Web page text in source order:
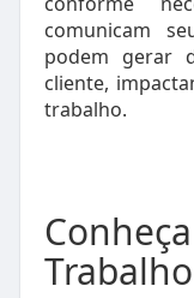
comunicam
podem gerar
cliente,
trabalho.
Trabalho